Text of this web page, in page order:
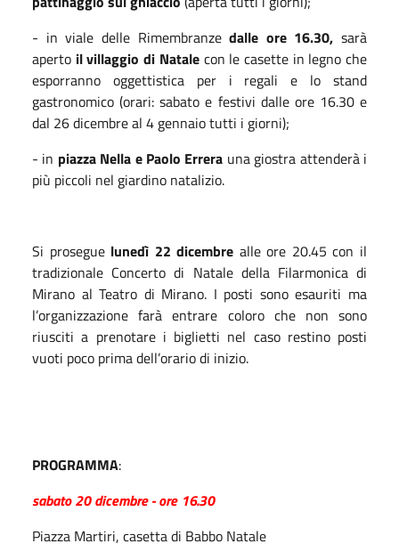
- in viale delle Rimembranzedalle ore 16.30, sarà
aperto il villaggio di Natale con le casette in legno che
esporranno oggettistica per i regali e lo stand
gastronomico (orari: sabato e festivi dalle ore 16.30 e
dal 26 dicembre al 4 gennaio tutti i giorni);
- in piazza Nella e Paolo Errera una giostra attenderà i
più piccoli nel giardino natalizio.
Si prosegue lunedì 22 dicembre alle ore 20.45 con il
tradizionale Concerto di Natale della Filarmonica di
Mirano al Teatro di Mirano. I posti sono esauriti ma
l’organizzazione farà entrare coloro che non sono
riusciti a prenotare i biglietti nel caso restino posti
vuoti poco prima dell’orario di inizio.
PROGRAMMA:
sabato 20 dicembre - ore 16.30
Piazza Martiri, casetta di Babbo Natale